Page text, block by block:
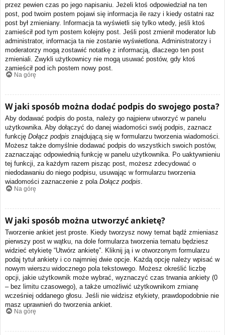
przez pewien czas po jego napisaniu. Jeżeli ktoś odpowiedział na ten
post, pod twoim postem pojawi się informacja ile razy i kiedy ostatni raz
post był zmieniany. Informacja ta wyświetli się tylko wtedy, jeśli ktoś
zamieścił pod tym postem kolejny post. Jeśli post zmienił moderator lub
administrator, informacja ta nie zostanie wyświetlona. Administratorzy i
moderatorzy mogą zostawić notatkę z informacją, dlaczego ten post
zmieniali. Zwykli użytkownicy nie mogą usuwać postów, gdy ktoś
zamieścił pod ich postem nowy post.
Na górę
W jaki sposób można dodać podpis do swojego posta?
Aby dodawać podpis do posta, należy go najpierw utworzyć w panelu
użytkownika. Aby dołączyć do danej wiadomości swój podpis, zaznacz
funkcję Dołącz podpis znajdującą się w formularzu tworzenia wiadomości.
Możesz także domyślnie dodawać podpis do wszystkich swoich postów,
zaznaczając odpowiednią funkcję w panelu użytkownika. Po uaktywnieniu
tej funkcji, za każdym razem pisząc post, możesz zdecydować o
niedodawaniu do niego podpisu, usuwając w formularzu tworzenia
wiadomości zaznaczenie z pola Dołącz podpis.
Na górę
W jaki sposób można utworzyć ankietę?
Tworzenie ankiet jest proste. Kiedy tworzysz nowy temat bądź zmieniasz
pierwszy post w wątku, na dole formularza tworzenia tematu będziesz
widzieć etykietę “Utwórz ankietę”. Kliknij ją i w otworzonym formularzu
podaj tytuł ankiety i co najmniej dwie opcje. Każdą opcję należy wpisać w
nowym wierszu widocznego pola tekstowego. Możesz określić liczbę
opcji, jakie użytkownik może wybrać, wyznaczyć czas trwania ankiety (0
– bez limitu czasowego), a także umożliwić użytkownikom zmianę
wcześniej oddanego głosu. Jeśli nie widzisz etykiety, prawdopodobnie nie
masz uprawnień do tworzenia ankiet.
Na górę